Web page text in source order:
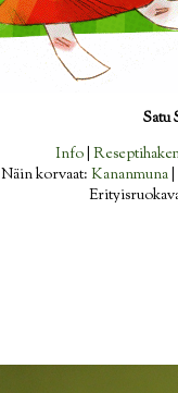
Satu
Info
Näin korvaat: Kananmuna